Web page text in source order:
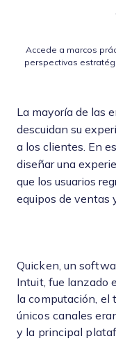
Accede a marcos
perspectivas
La mayoría de las
descuidan su
a los clientes. En
diseñar una
que los usuarios
equipos de ventas
Quicken, un
Intuit, fue lanzado
la computación, el
únicos canales
y la principal